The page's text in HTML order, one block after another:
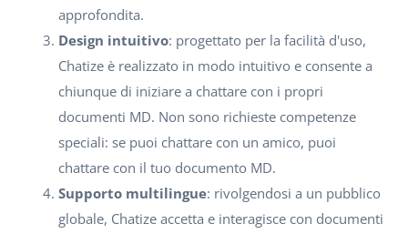
approfondita.
Design intuitivo: progettato per la facilità d'uso,
Chatize è realizzato in modo intuitivo e consente a
chiunque di iniziare a chattare con i propri
documenti MD. Non sono richieste competenze
speciali: se puoi chattare con un amico, puoi
chattare con il tuo documento MD.
Supporto multilingue: rivolgendosi a un pubblico
globale, Chatize accetta e interagisce con documenti